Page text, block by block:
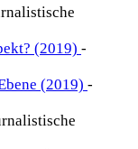
(2019) -
(2019) -